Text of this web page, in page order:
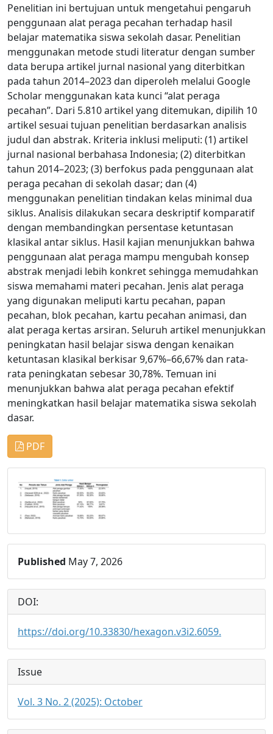
Penelitian ini bertujuan untuk mengetahui pengaruh
penggunaan alat peraga pecahan terhadap hasil
belajar matematika siswa sekolah dasar. Penelitian
menggunakan metode studi literatur dengan sumber
data berupa artikel jurnal nasional yang diterbitkan
pada tahun 2014–2023 dan diperoleh melalui Google
Scholar menggunakan kata kunci “alat peraga
pecahan”. Dari 5.810 artikel yang ditemukan, dipilih 10
artikel sesuai tujuan penelitian berdasarkan analisis
judul dan abstrak. Kriteria inklusi meliputi: (1) artikel
jurnal nasional berbahasa Indonesia; (2) diterbitkan
tahun 2014–2023; (3) berfokus pada penggunaan alat
peraga pecahan di sekolah dasar; dan (4)
menggunakan penelitian tindakan kelas minimal dua
siklus. Analisis dilakukan secara deskriptif komparatif
dengan membandingkan persentase ketuntasan
klasikal antar siklus. Hasil kajian menunjukkan bahwa
penggunaan alat peraga mampu mengubah konsep
abstrak menjadi lebih konkret sehingga memudahkan
siswa memahami materi pecahan. Jenis alat peraga
yang digunakan meliputi kartu pecahan, papan
pecahan, blok pecahan, kartu pecahan animasi, dan
alat peraga kertas arsiran. Seluruh artikel menunjukkan
peningkatan hasil belajar siswa dengan kenaikan
ketuntasan klasikal berkisar 9,67%–66,67% dan rata-
rata peningkatan sebesar 30,78%. Temuan ini
menunjukkan bahwa alat peraga pecahan efektif
meningkatkan hasil belajar matematika siswa sekolah
dasar.
PDF
Published May 7, 2026
DOI:
https://doi.org/10.33830/hexagon.v3i2.6059.
Issue
Vol. 3 No. 2 (2025): October